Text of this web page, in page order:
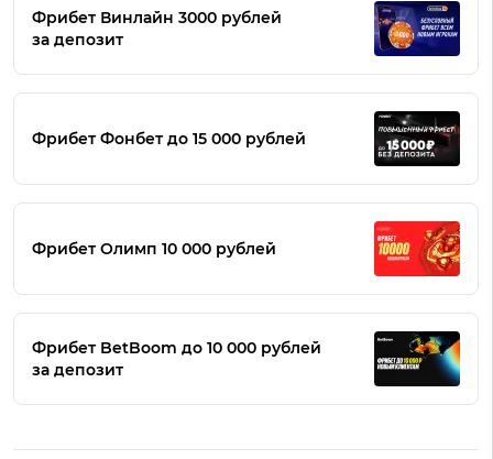
Фрибет Винлайн 3000 рублей
за депозит
Фрибет Фонбет до 15 000 рублей
Фрибет Олимп 10 000 рублей
Фрибет BetBoom до 10 000 рублей
за депозит